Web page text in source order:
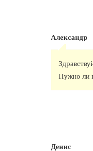
Александр
Нужно ли
Денис